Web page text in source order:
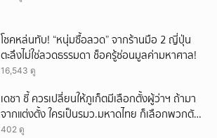
โชคหล่นทับ! “หนุ่มซื้อลวด” จากร้านมือ 2 ญี่ปุ่น
ตะลึงไม่ใช่ลวดธรรมดา ช็อครู้ซ่อนมูลค่ามหาศาล!
16,543 ดู
เดชา ชี้ ควรเปลี่ยนให้ภูเก็ตมีเลือกตั้งผู้ว่าฯ ถ้ามา
จากแต่งตั้ง ใครเป็นรมว.มหาดไทย ก็เลือกพวกตัว
เอง
402 ดู